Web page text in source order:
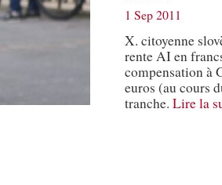
1 Sep 2011
X. citoyenne
rente AI en
compensation à
euros (au cours
tranche. Lire la